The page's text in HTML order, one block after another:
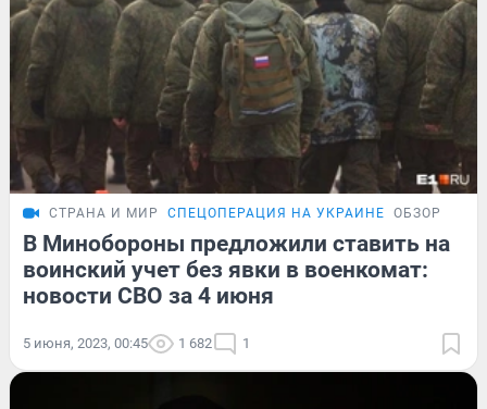
СТРАНА И МИР СПЕЦОПЕРАЦИЯ НА УКРАИНЕ ОБЗОР
В Минобороны предложили ставить на
воинский учет без явки в военкомат:
новости СВО за 4 июня
5 июня, 2023, 00:45 1 682 1